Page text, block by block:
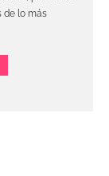
de lo más